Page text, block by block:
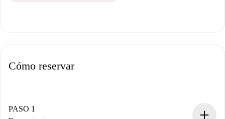
Cómo reservar
PASO 1